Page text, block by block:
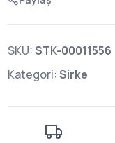
SKU:STK-00011556
Kategori:Sirke